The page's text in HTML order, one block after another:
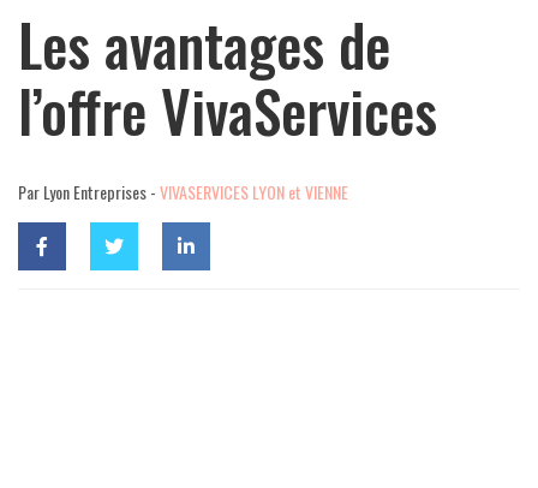
Les avantages de
l’offre VivaServices
Par Lyon Entreprises -VIVASERVICES LYON et VIENNE